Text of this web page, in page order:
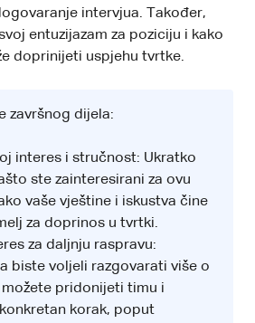
intervjua. Također,
entuzijazam za poziciju i kako
doprinijeti uspjehu tvrtke.
završnog dijela:
interes i stručnost: Ukratko
ste zainteresirani za ovu
vaše vještine i iskustva čine
za doprinos u tvrtki.
za daljnju raspravu:
biste voljeli razgovarati više o
pridonijeti timu i
korak, poput